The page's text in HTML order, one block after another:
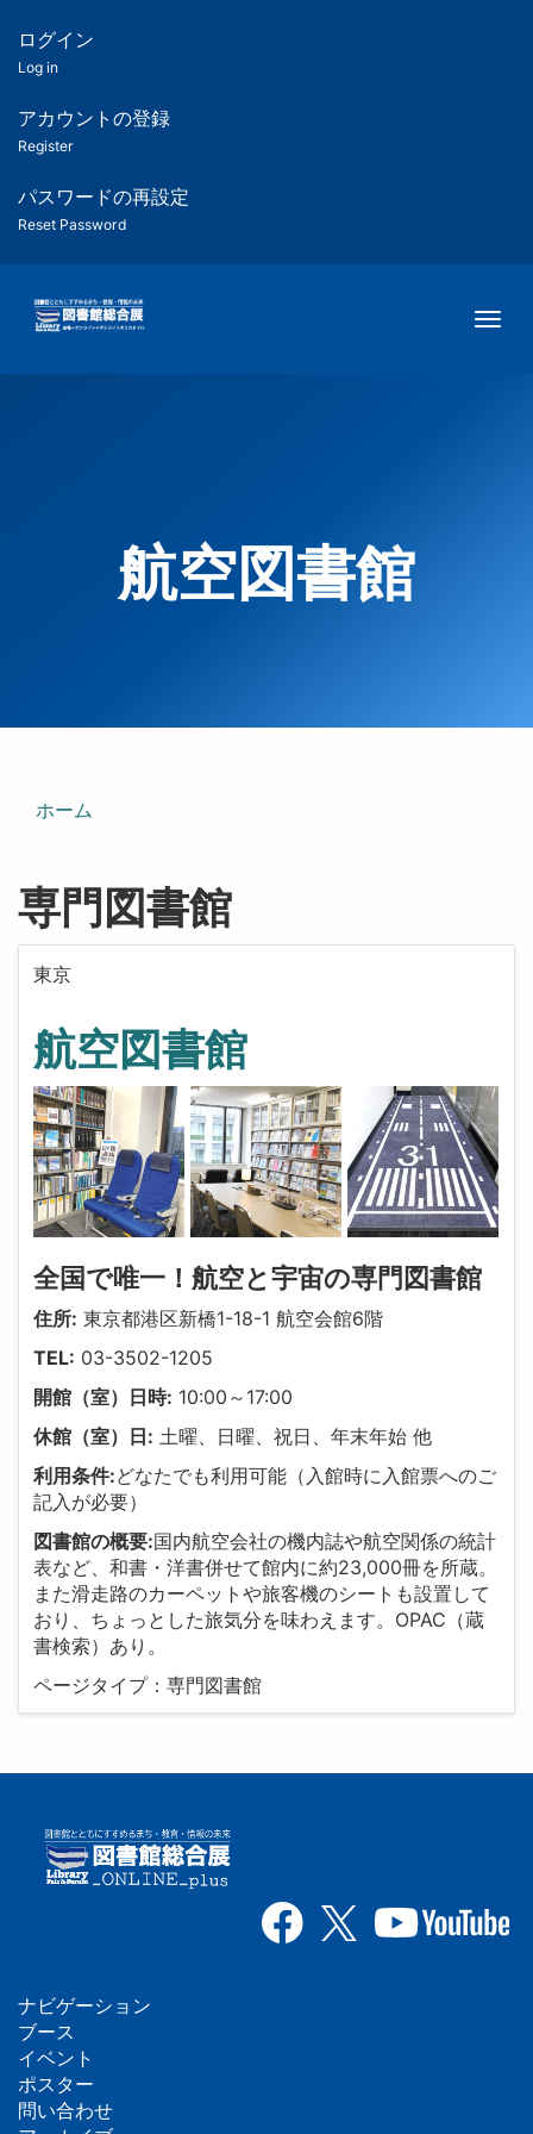
ツ
匿
名
ユ
ー
ー
用
メ
ログイン
Log in
アカウントの登録
Register
パスワードの再設定
Reset Password
航空図書館
ホーム
専門図書館
東京
航空図書館
全国で唯一！航空と宇宙の専門図書館
住所: 東京都港区新橋1-18-1 航空会館6階
TEL: 03-3502-1205
開館（室）日時: 10:00～17:00
休館（室）日: 土曜、日曜、祝日、年末年始 他
利用条件:どなたでも利用可能（入館時に入館票へのご
記入が必要）
図書館の概要:国内航空会社の機内誌や航空関係の統計
表など、和書・洋書併せて館内に約23,000冊を所蔵。
また滑走路のカーペットや旅客機のシートも設置して
おり、ちょっとした旅気分を味わえます。OPAC（蔵
書検索）あり。
ページタイプ：専門図書館
フ
ッ
ナビゲーション
ブース
イベント
ポスター
問い合わせ